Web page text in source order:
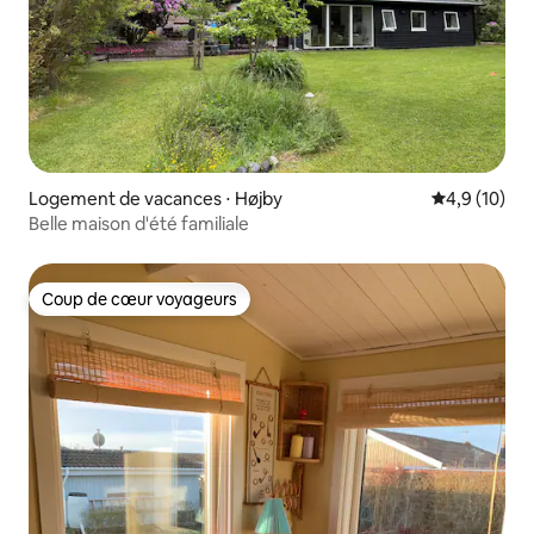
Logement de vacances ⋅ Højby Évaluation
4,9 (10)
Belle maison d'été familiale
Coup de cœur voyageurs
Coup de cœur voyageurs